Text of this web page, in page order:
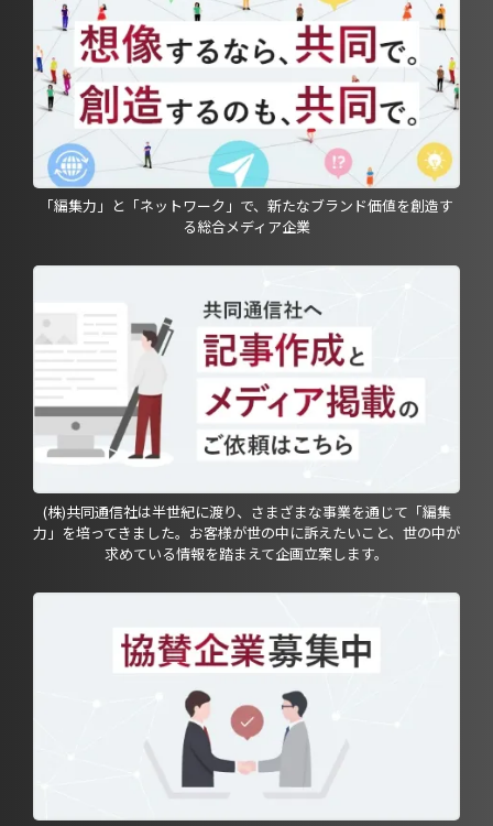
「編集力」と「ネットワーク」で、新たなブランド価値を創造す
る総合メディア企業
(株)共同通信社は半世紀に渡り、さまざまな事業を通じて「編集
力」を培ってきました。お客様が世の中に訴えたいこと、世の中が
求めている情報を踏まえて企画立案します。